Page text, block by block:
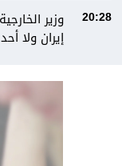
20:28
وزير
إيران ولا